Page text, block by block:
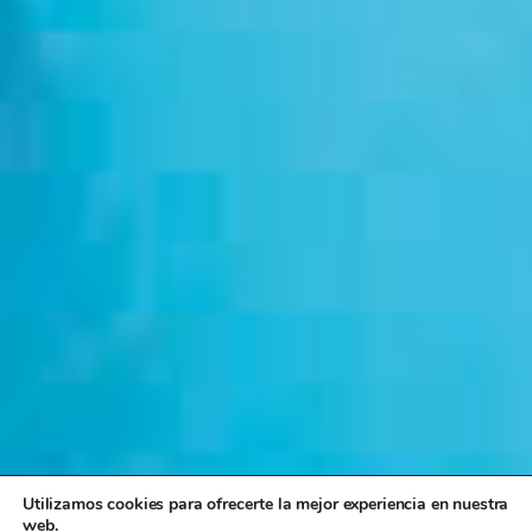
Utilizamos cookies para ofrecerte la mejor experiencia en nuestra
web.